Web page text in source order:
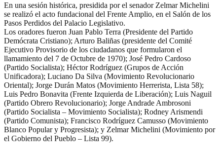
En una sesión histórica, presidida por el senador Zelmar Michelini
se realizó el acto fundacional del Frente Amplio, en el Salón de los
Pasos Perdidos del Palacio Legislativo.
Los oradores fueron Juan Pablo Terra (Presidente del Partido
Demócrata Cristiano); Arturo Baliñas (presidente del Comité
Ejecutivo Provisorio de los ciudadanos que formularon el
llamamiento del 7 de Octubre de 1970); José Pedro Cardoso
(Partido Socialista); Héctor Rodríguez (Grupos de Acción
Unificadora); Luciano Da Silva (Movimiento Revolucionario
Oriental); Jorge Durán Matos (Movimiento Herrerista, Lista 58);
Luis Pedro Bonavita (Frente Izquierda de Liberación); Luis Naguil
(Partido Obrero Revolucionario); Jorge Andrade Ambrosoni
(Partido Socialista – Movimiento Socialista); Rodney Arismendi
(Partido Comunista); Francisco Rodríguez Camusso (Movimiento
Blanco Popular y Progresista); y Zelmar Michelini (Movimiento por
el Gobierno del Pueblo – Lista 99).